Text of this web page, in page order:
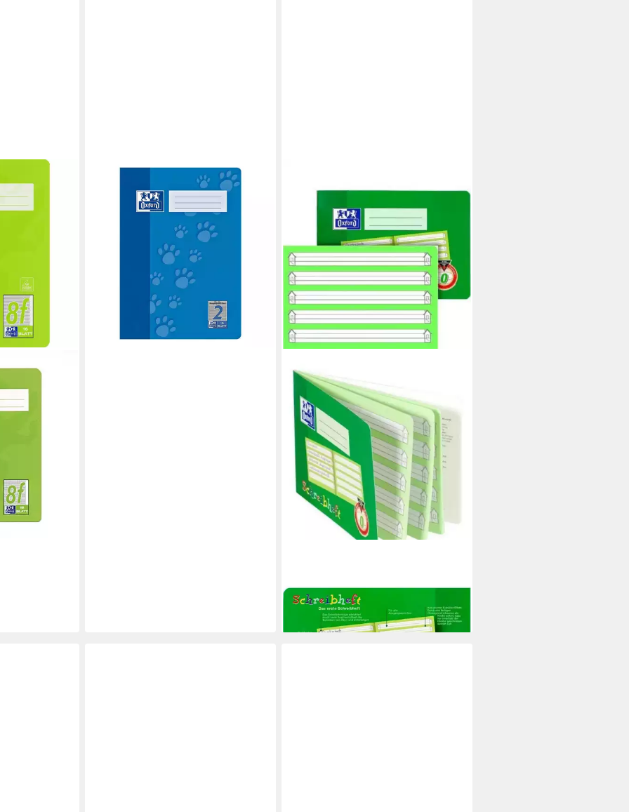
bei dir
Schulheft Schule, A4, Sonderlineatur
(Lineatur 2), mit Optik-Papier,
ungelocht, 16 Blatt
lieferbar - in 2-3 Werktagen bei dir
Lin 0 16 Blatt, liniert
ab 4,59 €
lieferbar - in 3-4 Werktagen bei dir